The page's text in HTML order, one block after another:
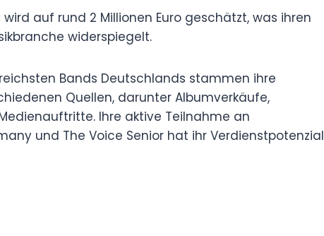
auf rund 2 Millionen Euro geschätzt, was ihren
widerspiegelt.
Bands Deutschlands stammen ihre
Quellen, darunter Albumverkäufe,
Ihre aktive Teilnahme an
und The Voice Senior hat ihr Verdienstpotenzial